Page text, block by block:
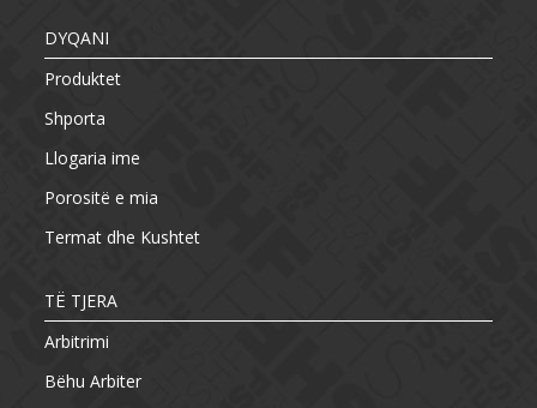
DYQANI
Produktet
Shporta
Llogaria ime
Porositë e mia
Termat dhe Kushtet
TË TJERA
Arbitrimi
Bëhu Arbiter